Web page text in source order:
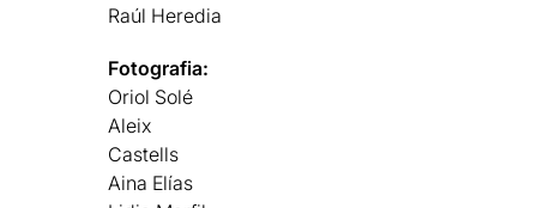
Raúl Heredia
Fotografia:
Oriol Solé
Aleix
Castells
Aina Elías